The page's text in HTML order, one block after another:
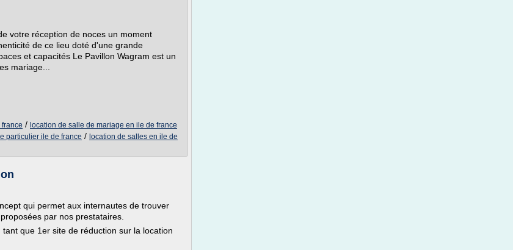
votre réception de noces un moment
de ce lieu doté d'une grande
et capacités Le Pavillon Wagram est un
mariage...
/ location de salle de mariage en ile de france
particulier ile de france / location de salles en ile de
qui permet aux internautes de trouver
par nos prestataires.
que 1er site de réduction sur la location